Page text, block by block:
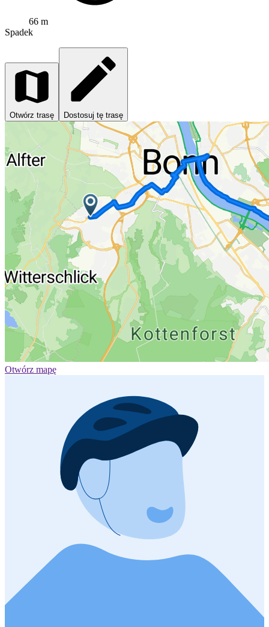
66 m
Spadek
Otwórz trasę Dostosuj tę trasę
Otwórz mapę